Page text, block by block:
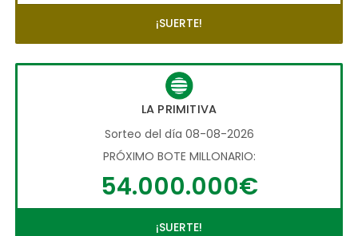
¡SUERTE!
LA PRIMITIVA
Sorteo del día 08-08-2026
PRÓXIMO BOTE MILLONARIO:
54.000.000€
¡SUERTE!